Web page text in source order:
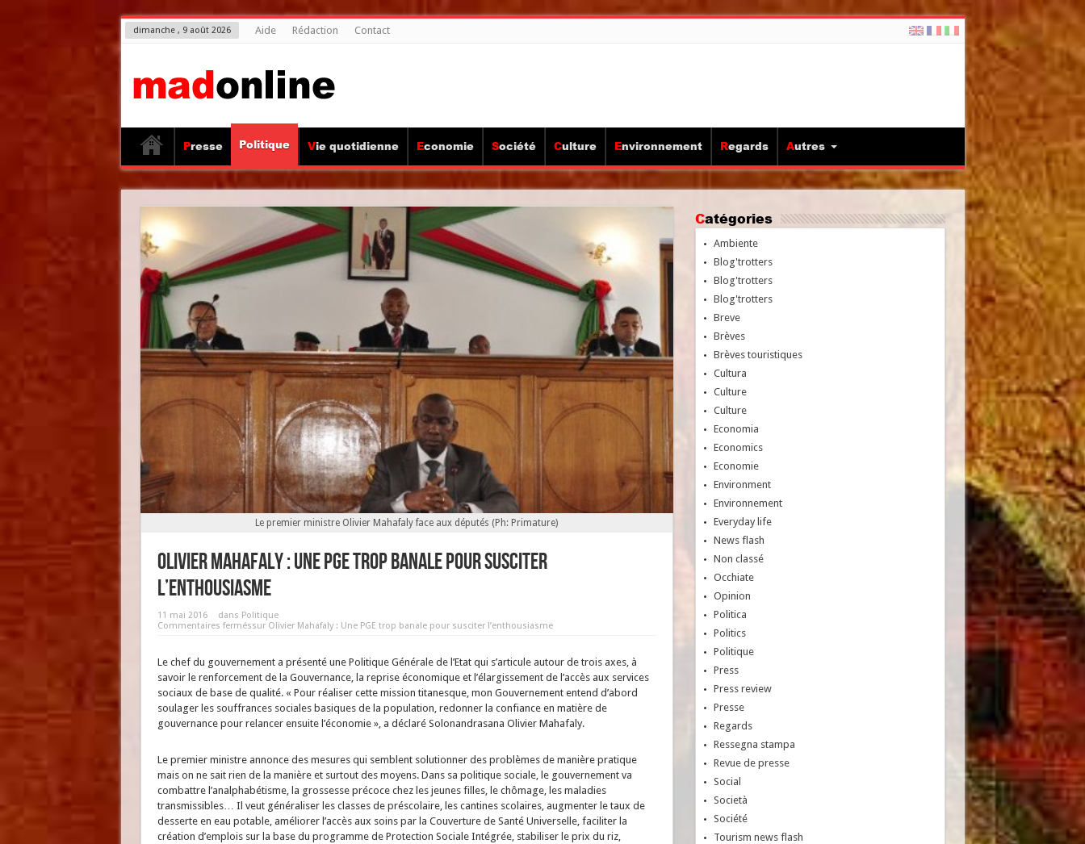
dimanche , 9 août 2026 Aide Rédaction Contact
Presse Politique Vie quotidienne Economie Société Culture Environnement Regards Autres
Le premier ministre Olivier Mahafaly face aux députés (Ph: Primature)
Olivier Mahafaly : Une PGE trop banale pour susciter
l’enthousiasme
11 mai 2016 dans Politique
Commentaires ferméssur Olivier Mahafaly : Une PGE trop banale pour susciter l’enthousiasme
Le chef du gouvernement a présenté une Politique Générale de l’Etat qui s’articule autour de trois axes, à
savoir le renforcement de la Gouvernance, la reprise économique et l’élargissement de l’accès aux services
sociaux de base de qualité. « Pour réaliser cette mission titanesque, mon Gouvernement entend d’abord
soulager les souffrances sociales basiques de la population, redonner la confiance en matière de
gouvernance pour relancer ensuite l’économie », a déclaré Solonandrasana Olivier Mahafaly.
Le premier ministre annonce des mesures qui semblent solutionner des problèmes de manière pratique
mais on ne sait rien de la manière et surtout des moyens. Dans sa politique sociale, le gouvernement va
combattre l’analphabétisme, la grossesse précoce chez les jeunes filles, le chômage, les maladies
transmissibles… Il veut généraliser les classes de préscolaire, les cantines scolaires, augmenter le taux de
desserte en eau potable, améliorer l’accès aux soins par la Couverture de Santé Universelle, faciliter la
création d’emplois sur la base du programme de Protection Sociale Intégrée, stabiliser le prix du riz,
Catégories
Ambiente
Blog'trotters
Blog'trotters
Blog'trotters
Breve
Brèves
Brèves touristiques
Cultura
Culture
Culture
Economia
Economics
Economie
Environment
Environnement
Everyday life
News flash
Non classé
Occhiate
Opinion
Politica
Politics
Politique
Press
Press review
Presse
Regards
Ressegna stampa
Revue de presse
Social
Società
Société
Tourism news flash